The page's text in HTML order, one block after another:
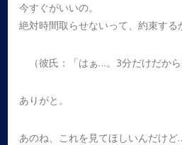
今すぐがいいの。
絶対時間取らせないって、約束する
（彼氏：「はぁ…。3分だけだから
ありがと。
あのね、これを見てほしいんだけど…